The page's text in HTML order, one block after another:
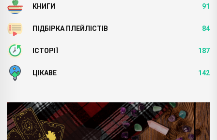
КНИГИ 91
ПІДБІРКА ПЛЕЙЛІСТІВ 84
ІСТОРІЇ 187
ЦІКАВЕ 142